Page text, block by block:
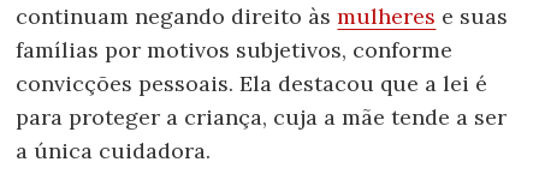
continuam negando direito àsmulheres e suas
famílias por motivos subjetivos, conforme
convicções pessoais. Ela destacou que a lei é
para proteger a criança, cuja a mãe tende a ser
a única cuidadora.